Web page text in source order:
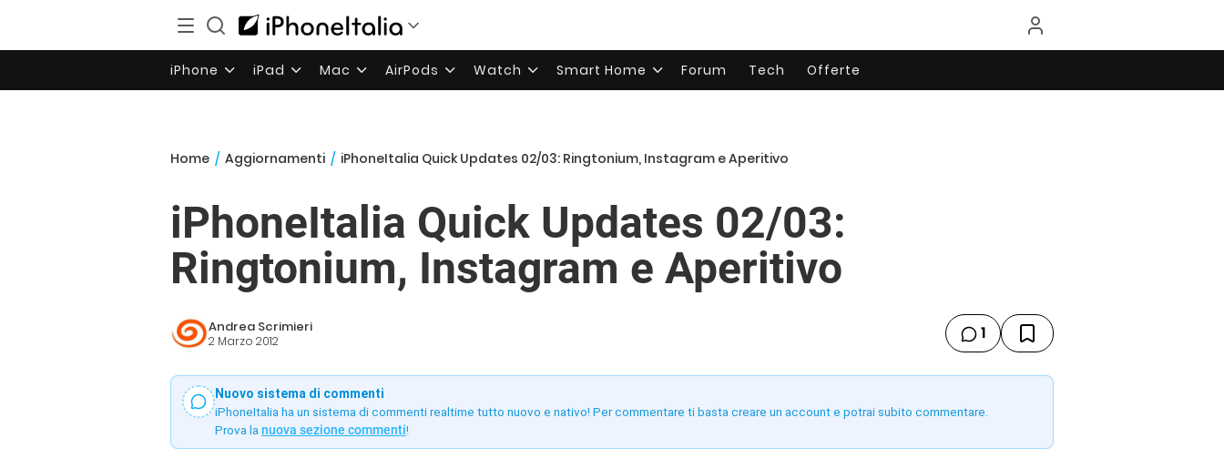
iPhone iPad Mac AirPods Watch Smart Home Forum Tech Offerte
Home / Aggiornamenti / iPhoneItalia Quick Updates 02/03: Ringtonium, Instagram e Aperitivo
iPhoneItalia Quick Updates 02/03:
Ringtonium, Instagram e Aperitivo
Andrea Scrimieri
2 Marzo 2012 1
Nuovo sistema di commenti
iPhoneItalia ha un sistema di commenti realtime tutto nuovo e nativo! Per commentare ti basta creare un account e potrai subito commentare.
Prova la nuova sezione commenti!